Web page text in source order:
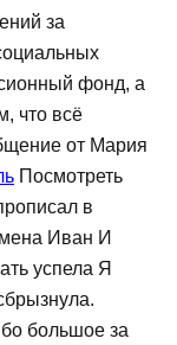
за
фонд, а
что всё
от Мария
Посмотреть
в
Иван И
успела Я
большое за